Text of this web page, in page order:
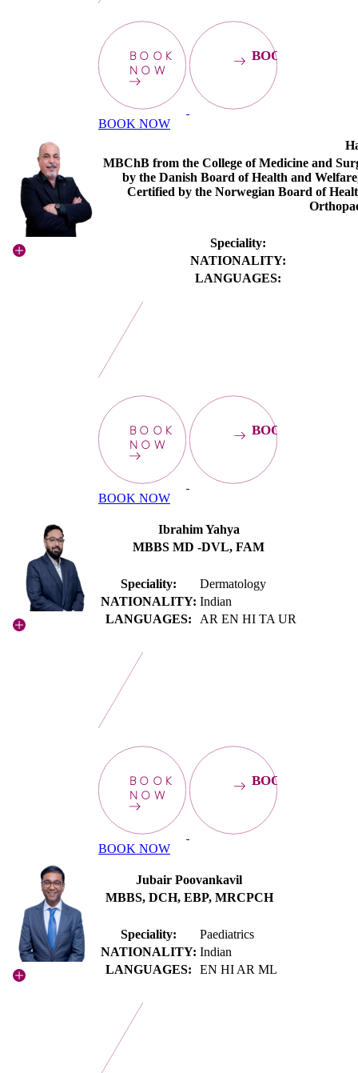
BOOK
NOW
BOOKNOW
BOOK NOW
MBChB from the College of Medicine and
by the Danish Board of Health and
Certified by the Norwegian Board of
Speciality:
NATIONALITY:
LANGUAGES:
BOOK
NOW
BOOKNOW
BOOK NOW
Ibrahim Yahya
MBBS MD -DVL, FAM
Speciality:
Dermatology
NATIONALITY: Indian
LANGUAGES:
AR EN HI TA UR
BOOK
NOW
BOOKNOW
BOOK NOW
Jubair Poovankavil
MBBS, DCH, EBP, MRCPCH
Speciality:
Paediatrics
NATIONALITY: Indian
LANGUAGES:
EN HI AR ML